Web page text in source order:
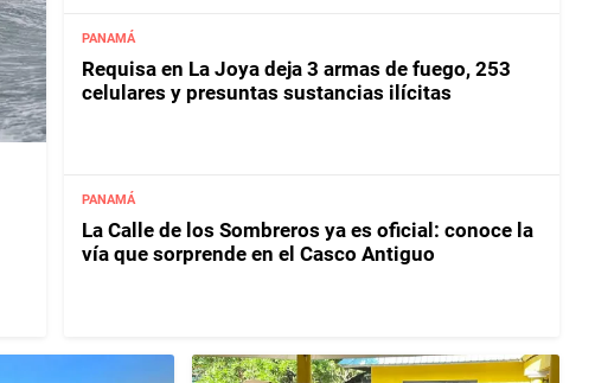
PANAMÁ
Requisa en La Joya deja 3 armas de fuego, 253
celulares y presuntas sustancias ilícitas
PANAMÁ
La Calle de los Sombreros ya es oficial: conoce la
vía que sorprende en el Casco Antiguo